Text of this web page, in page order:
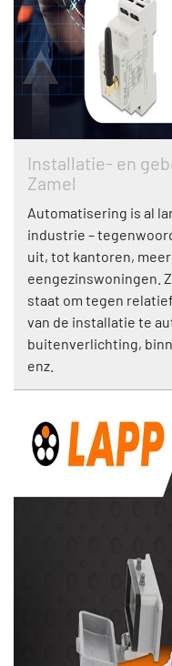
Installatie- en
Zamel
Automatisering is al
industrie –
uit, tot kantoren,
eengezinswoningen.
staat om tegen
van de installatie te
buitenverlichting,
enz.